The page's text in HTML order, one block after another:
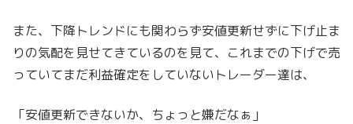
また、下降トレンドにも関わらず安値更新せずに下げ止ま
りの気配を見せてきているのを見て、これまでの下げで売
っていてまだ利益確定をしていないトレーダー達は、
「安値更新できないか、ちょっと嫌だなぁ」